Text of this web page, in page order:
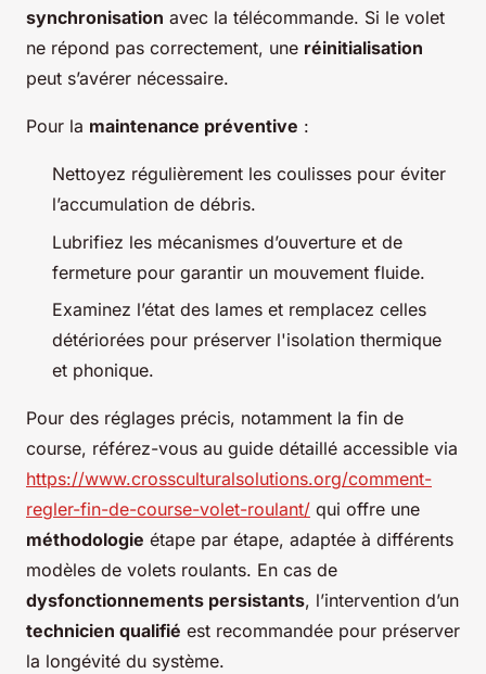
synchronisation avec la télécommande. Si le volet
ne répond pas correctement, une réinitialisation
peut s’avérer nécessaire.
Pour la maintenance préventive :
Nettoyez régulièrement les coulisses pour éviter
l’accumulation de débris.
Lubrifiez les mécanismes d’ouverture et de
fermeture pour garantir un mouvement fluide.
Examinez l’état des lames et remplacez celles
détériorées pour préserver l'isolation thermique
et phonique.
Pour des réglages précis, notamment la fin de
course, référez-vous au guide détaillé accessible via
https://www.crossculturalsolutions.org/comment-
regler-fin-de-course-volet-roulant/ qui offre une
méthodologie étape par étape, adaptée à différents
modèles de volets roulants. En cas de
dysfonctionnements persistants, l’intervention d’un
technicien qualifié est recommandée pour préserver
la longévité du système.